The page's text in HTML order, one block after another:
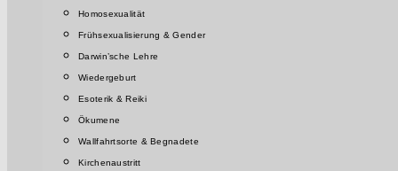
Homosexualität
Frühsexualisierung & Gender
Darwin’sche Lehre
Wiedergeburt
Esoterik & Reiki
Ökumene
Wallfahrtsorte & Begnadete
Kirchenaustritt